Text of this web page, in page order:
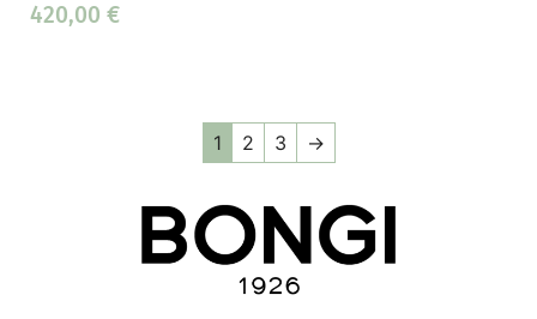
420,00 €
1 2 3 →